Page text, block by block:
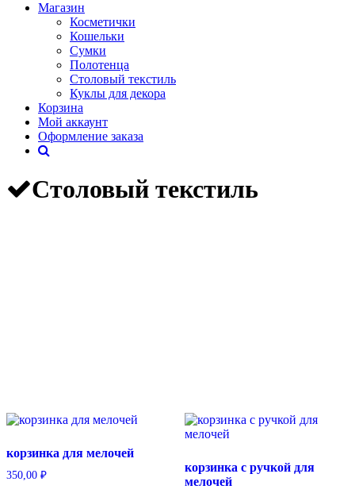
Магазин
Косметички
Кошельки
Сумки
Полотенца
Столовый текстиль
Куклы для декора
Корзина
Мой аккаунт
Оформление заказа
Столовый текстиль
корзинка для мелочей
350,00 ₽
корзинка с ручкой для
мелочей